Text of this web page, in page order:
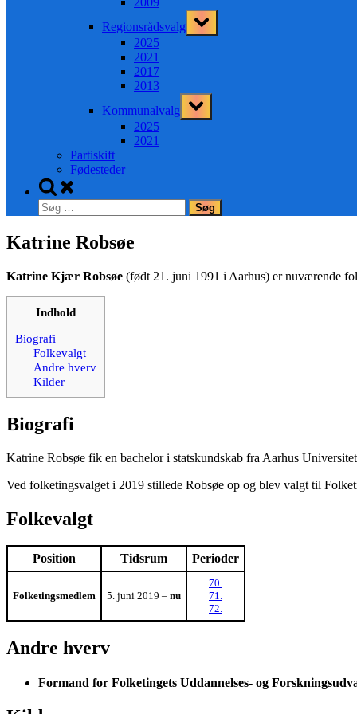
Regionsrådsvalg
Toggle
sub-
2025
2021
2017
2013
Kommunalvalg
Toggle
sub-
2025
2021
Partiskift
Fødesteder
Toggle
search
form
Søg
efter:
Katrine Robsøe
Katrine Kjær Robsøe (født 21. juni 1991 i Aarhus) er nuværende
Indhold
Biografi
Folkevalgt
Andre hverv
Kilder
Biografi
Katrine Robsøe fik en bachelor i statskundskab fra Aarhus
Ved folketingsvalget i 2019 stillede Robsøe op og blev valgt til
Folkevalgt
Position Tidsrum Perioder
Folketingsmedlem 5. juni 2019 – nu
70.
71.
72.
Andre hverv
Formand for Folketingets Uddannelses- og